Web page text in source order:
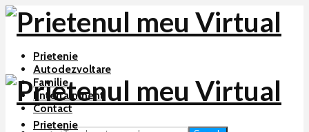
Prietenie
Autodezvoltare
Familie
Entertainment
Contact
Prietenie